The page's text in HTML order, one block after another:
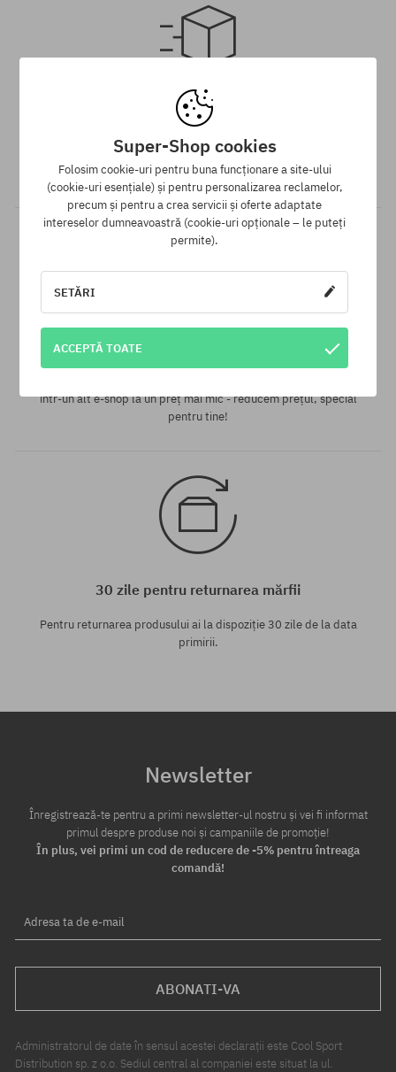
Mărimi existente:
Mărimi existente:
Livrare gratuită de la 313 RON
Asigurăm GRATUIT expedierea comenzii prin curier pentru toate
comenzile, ale căror valoare este mai mare de 313 lei,
indiferent de modalitatea de plată aleasă.
Garanția celui mai mic preț
într-un alt e-shop la un preț mai mic - reducem prețul, special
pentru tine!
30 zile pentru returnarea mărfii
Pentru returnarea produsului ai la dispoziție 30 zile de la data
primirii.
Newsletter
Înregistrează-te pentru a primi newsletter-ul nostru și vei fi informat
primul despre produse noi și campaniile de promoție!
În plus, vei primi un cod de reducere de -5% pentru întreaga
comandă!
Adresa ta de e-mail
ABONATI-VA
Administratorul de date în sensul acestei declarații este Cool Sport
Distribution sp. z o.o. Sediul central al companiei este situat la ul.
Super-Shop cookies
Folosim cookie-uri pentru buna funcționare a site-ului
(cookie-uri esențiale) și pentru personalizarea reclamelor,
precum și pentru a crea servicii și oferte adaptate
intereselor dumneavoastră (cookie-uri opționale – le puteți
permite).
SETĂRI
ACCEPTĂ TOATE